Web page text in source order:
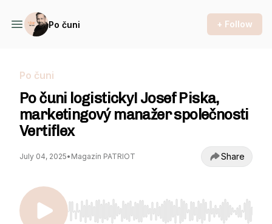
Po čuni + Follow
Po čuni
Po čuni logisticky! Josef Piska,
marketingový manažer společnosti
Vertiflex
July 04, 2025• Magazín PATRIOT Share
Use Left/Right to seek, Home/End to jump to